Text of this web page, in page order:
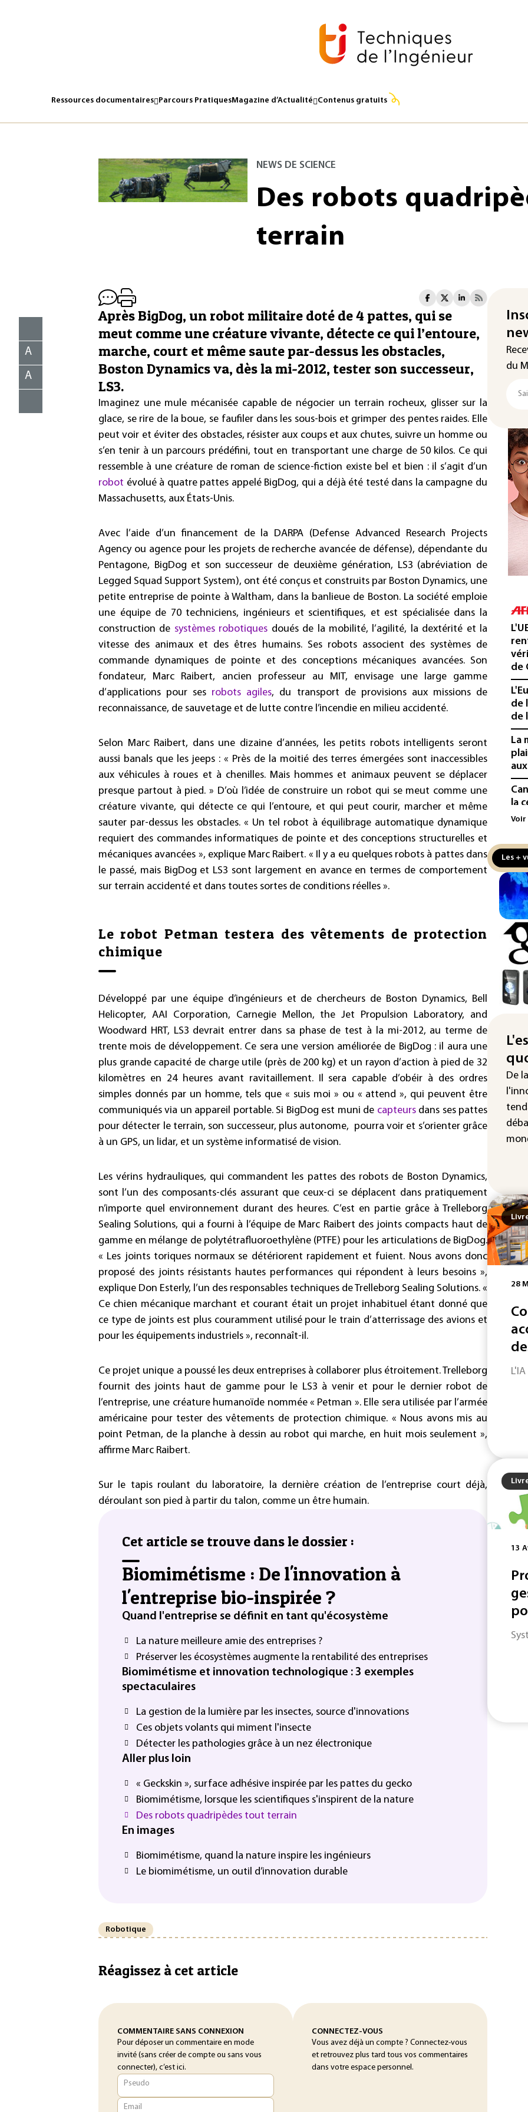
Ressources documentaires Parcours PratiquesMagazine d’Actualité Contenus gratuits
NEWS DE SCIENCE
Des robots
terrain
A
A
Après BigDog, un robot militaire doté de 4 pattes, qui se
meut comme une créature vivante, détecte ce qui l’entoure,
marche, court et même saute par-dessus les obstacles,
Boston Dynamics va, dès la mi-2012, tester son successeur,
LS3.
Imaginez une mule mécanisée capable de négocier un terrain rocheux, glisser sur la
glace, se rire de la boue, se faufiler dans les sous-bois et grimper des pentes raides. Elle
peut voir et éviter des obstacles, résister aux coups et aux chutes, suivre un homme ou
s’en tenir à un parcours prédéfini, tout en transportant une charge de 50 kilos. Ce qui
ressemble à une créature de roman de science-fiction existe bel et bien : il s’agit d’un
robot évolué à quatre pattes appelé BigDog, qui a déjà été testé dans la campagne du
Massachusetts, aux États-Unis.
Avec l’aide d’un financement de la DARPA (Defense Advanced Research Projects
Agency ou agence pour les projets de recherche avancée de défense), dépendante du
Pentagone, BigDog et son successeur de deuxième génération, LS3 (abréviation de
Legged Squad Support System), ont été conçus et construits par Boston Dynamics, une
petite entreprise de pointe à Waltham, dans la banlieue de Boston. La société emploie
une équipe de 70 techniciens, ingénieurs et scientifiques, et est spécialisée dans la
construction de systèmes robotiques doués de la mobilité, l’agilité, la dextérité et la
vitesse des animaux et des êtres humains. Ses robots associent des systèmes de
commande dynamiques de pointe et des conceptions mécaniques avancées. Son
fondateur, Marc Raibert, ancien professeur au MIT, envisage une large gamme
d’applications pour ses robots agiles, du transport de provisions aux missions de
reconnaissance, de sauvetage et de lutte contre l’incendie en milieu accidenté.
Selon Marc Raibert, dans une dizaine d’années, les petits robots intelligents seront
aussi banals que les jeeps : « Près de la moitié des terres émergées sont inaccessibles
aux véhicules à roues et à chenilles. Mais hommes et animaux peuvent se déplacer
presque partout à pied. » D’où l’idée de construire un robot qui se meut comme une
créature vivante, qui détecte ce qui l’entoure, et qui peut courir, marcher et même
sauter par-dessus les obstacles. « Un tel robot à équilibrage automatique dynamique
requiert des commandes informatiques de pointe et des conceptions structurelles et
mécaniques avancées », explique Marc Raibert. « Il y a eu quelques robots à pattes dans
le passé, mais BigDog et LS3 sont largement en avance en termes de comportement
sur terrain accidenté et dans toutes sortes de conditions réelles ».
Le robot Petman testera des vêtements de protection
chimique
Développé par une équipe d’ingénieurs et de chercheurs de Boston Dynamics, Bell
Helicopter, AAI Corporation, Carnegie Mellon, the Jet Propulsion Laboratory, and
Woodward HRT, LS3 devrait entrer dans sa phase de test à la mi-2012, au terme de
trente mois de développement. Ce sera une version améliorée de BigDog : il aura une
plus grande capacité de charge utile (près de 200 kg) et un rayon d’action à pied de 32
kilomètres en 24 heures avant ravitaillement. Il sera capable d’obéir à des ordres
simples donnés par un homme, tels que « suis moi » ou « attend », qui peuvent être
communiqués via un appareil portable. Si BigDog est muni de capteursdans ses pattes
pour détecter le terrain, son successeur, plus autonome, pourra voir et s’orienter grâce
à un GPS, un lidar, et un système informatisé de vision.
Les vérins hydrauliques, qui commandent les pattes des robots de Boston Dynamics,
sont l’un des composants-clés assurant que ceux-ci se déplacent dans pratiquement
n’importe quel environnement durant des heures. C’est en partie grâce à Trelleborg
Sealing Solutions, qui a fourni à l’équipe de Marc Raibert des joints compacts haut de
gamme en mélange de polytétrafluoroethylène (PTFE) pour les articulations de BigDog.
« Les joints toriques normaux se détériorent rapidement et fuient. Nous avons donc
proposé des joints résistants hautes performances qui répondent à leurs besoins »,
explique Don Esterly, l’un des responsables techniques de Trelleborg Sealing Solutions. «
Ce chien mécanique marchant et courant était un projet inhabituel étant donné que
ce type de joints est plus couramment utilisé pour le train d’atterrissage des avions et
pour les équipements industriels », reconnaît-il.
Ce projet unique a poussé les deux entreprises à collaborer plus étroitement. Trelleborg
fournit des joints haut de gamme pour le LS3 à venir et pour le dernier robot de
l’entreprise, une créature humanoïde nommée « Petman ». Elle sera utilisée par l’armée
américaine pour tester des vêtements de protection chimique. « Nous avons mis au
point Petman, de la planche à dessin au robot qui marche, en huit mois seulement »,
affirme Marc Raibert.
Sur le tapis roulant du laboratoire, la dernière création de l’entreprise court déjà,
déroulant son pied à partir du talon, comme un être humain.
Cet article se trouve dans le dossier :
Biomimétisme : De l'innovation à
l'entreprise bio-inspirée ?
Quand l'entreprise se définit en tant qu'écosystème
La nature meilleure amie des entreprises ?
Préserver les écosystèmes augmente la rentabilité des entreprises
Biomimétisme et innovation technologique : 3 exemples
spectaculaires
La gestion de la lumière par les insectes, source d'innovations
Ces objets volants qui miment l'insecte
Détecter les pathologies grâce à un nez électronique
Aller plus loin
« Geckskin », surface adhésive inspirée par les pattes du gecko
Biomimétisme, lorsque les scientifiques s'inspirent de la nature
Des robots quadripèdes tout terrain
En images
Biomimétisme, quand la nature inspire les ingénieurs
Le biomimétisme, un outil d’innovation durable
Robotique
Réagissez à cet article
COMMENTAIRE SANS CONNEXION
Pour déposer un commentaire en mode
invité (sans créer de compte ou sans vous
connecter), c’est ici.
Pseudo
Email
CONNECTEZ-VOUS
Vous avez déjà un compte ? Connectez-vous
et retrouvez plus tard tous vos commentaires
dans votre espace personnel.
du
de
de
de
La
la
au
la
Le
La
Voir
Les +
De
28
13